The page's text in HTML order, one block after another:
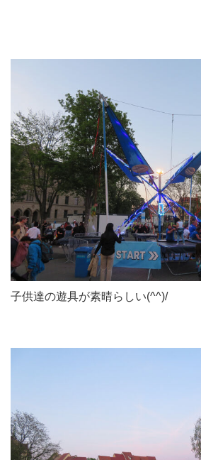
子供達の遊具が素晴らしい(^^)/